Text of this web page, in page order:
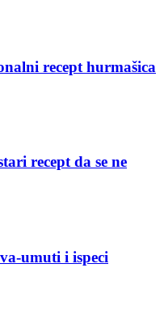
recept hurmašica
recept da se ne
umuti i ispeci